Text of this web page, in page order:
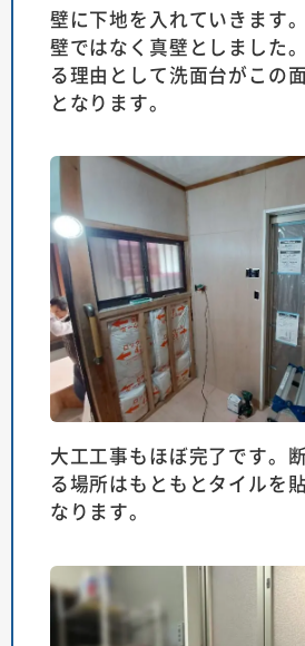
壁に下地を入れていきます
壁ではなく真壁としました
る理由として洗面台がこの
となります。
大工工事もほぼ完了です。
る場所はもともとタイルを
なります。